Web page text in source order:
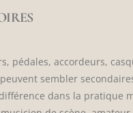
pédales, accordeurs,
sembler
dans la pratique